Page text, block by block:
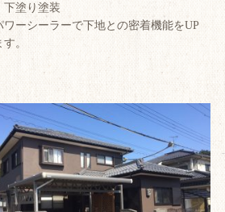
塗り塗装
ワーシーラーで下地との密着機能をUP
。